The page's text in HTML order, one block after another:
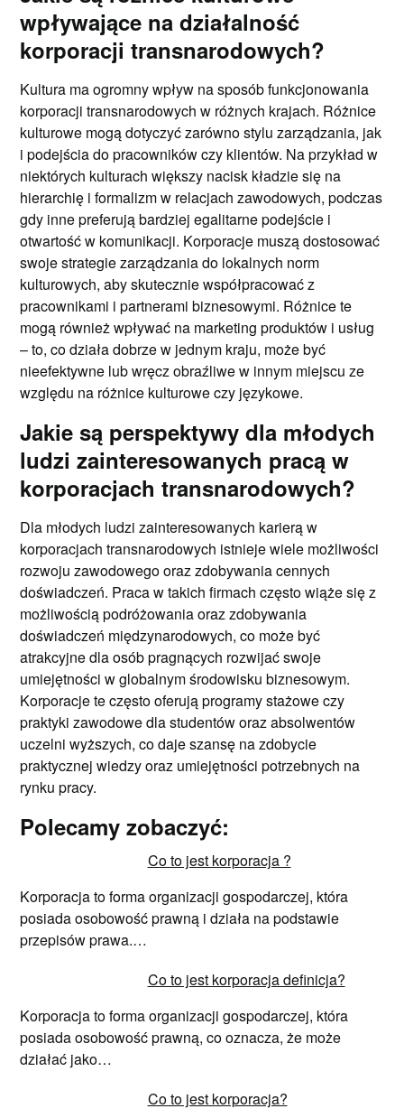
wpływające na działalność
korporacji transnarodowych?
Kultura ma ogromny wpływ na sposób funkcjonowania
korporacji transnarodowych w różnych krajach. Różnice
kulturowe mogą dotyczyć zarówno stylu zarządzania, jak
i podejścia do pracowników czy klientów. Na przykład w
niektórych kulturach większy nacisk kładzie się na
hierarchię i formalizm w relacjach zawodowych, podczas
gdy inne preferują bardziej egalitarne podejście i
otwartość w komunikacji. Korporacje muszą dostosować
swoje strategie zarządzania do lokalnych norm
kulturowych, aby skutecznie współpracować z
pracownikami i partnerami biznesowymi. Różnice te
mogą również wpływać na marketing produktów i usług
– to, co działa dobrze w jednym kraju, może być
nieefektywne lub wręcz obraźliwe w innym miejscu ze
względu na różnice kulturowe czy językowe.
Jakie są perspektywy dla młodych
ludzi zainteresowanych pracą w
korporacjach transnarodowych?
Dla młodych ludzi zainteresowanych karierą w
korporacjach transnarodowych istnieje wiele możliwości
rozwoju zawodowego oraz zdobywania cennych
doświadczeń. Praca w takich firmach często wiąże się z
możliwością podróżowania oraz zdobywania
doświadczeń międzynarodowych, co może być
atrakcyjne dla osób pragnących rozwijać swoje
umiejętności w globalnym środowisku biznesowym.
Korporacje te często oferują programy stażowe czy
praktyki zawodowe dla studentów oraz absolwentów
uczelni wyższych, co daje szansę na zdobycie
praktycznej wiedzy oraz umiejętności potrzebnych na
rynku pracy.
Polecamy zobaczyć:
Co to jest korporacja ?
Korporacja to forma organizacji gospodarczej, która
posiada osobowość prawną i działa na podstawie
przepisów prawa.…
Co to jest korporacja definicja?
Korporacja to forma organizacji gospodarczej, która
posiada osobowość prawną, co oznacza, że może
działać jako…
Co to jest korporacja?